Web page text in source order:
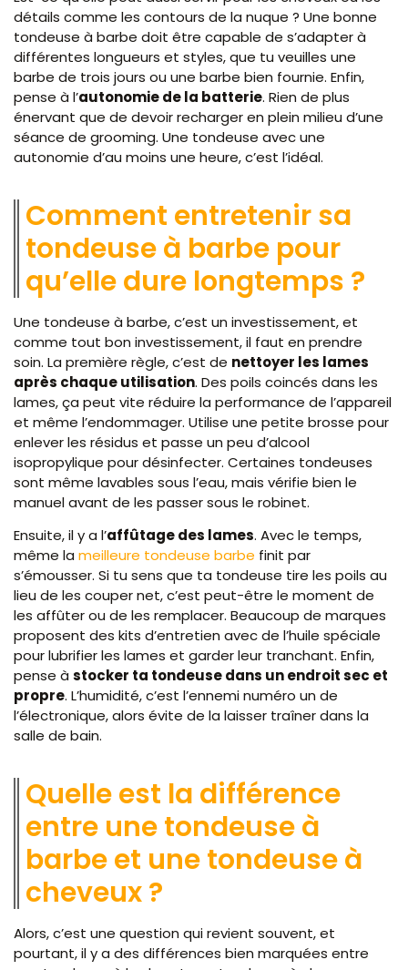
détails comme les contours de la nuque ? Une bonne
tondeuse à barbe doit être capable de s’adapter à
différentes longueurs et styles, que tu veuilles une
barbe de trois jours ou une barbe bien fournie. Enfin,
pense à l’autonomie de la batterie. Rien de plus
énervant que de devoir recharger en plein milieu d’une
séance de grooming. Une tondeuse avec une
autonomie d’au moins une heure, c’est l’idéal.
Comment entretenir sa
tondeuse à barbe pour
qu’elle dure longtemps ?
Une tondeuse à barbe, c’est un investissement, et
comme tout bon investissement, il faut en prendre
soin. La première règle, c’est de nettoyer les lames
après chaque utilisation. Des poils coincés dans les
lames, ça peut vite réduire la performance de l’appareil
et même l’endommager. Utilise une petite brosse pour
enlever les résidus et passe un peu d’alcool
isopropylique pour désinfecter. Certaines tondeuses
sont même lavables sous l’eau, mais vérifie bien le
manuel avant de les passer sous le robinet.
Ensuite, il y a l’affûtage des lames. Avec le temps,
même la meilleure tondeuse barbe finit par
s’émousser. Si tu sens que ta tondeuse tire les poils au
lieu de les couper net, c’est peut-être le moment de
les affûter ou de les remplacer. Beaucoup de marques
proposent des kits d’entretien avec de l’huile spéciale
pour lubrifier les lames et garder leur tranchant. Enfin,
pense à stocker ta tondeuse dans un endroit sec et
propre. L’humidité, c’est l’ennemi numéro un de
l’électronique, alors évite de la laisser traîner dans la
salle de bain.
Quelle est la différence
entre une tondeuse à
barbe et une tondeuse à
cheveux ?
Alors, c’est une question qui revient souvent, et
pourtant, il y a des différences bien marquées entre